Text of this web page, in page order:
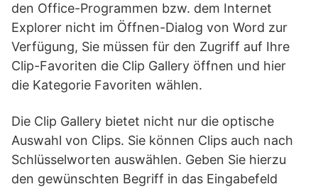
den Office-Programmen bzw. dem Internet
Explorer nicht im Öffnen-Dialog von Word zur
Verfügung, Sie müssen für den Zugriff auf Ihre
Clip-Favoriten die Clip Gallery öffnen und hier
die Kategorie Favoriten wählen.
Die Clip Gallery bietet nicht nur die optische
Auswahl von Clips. Sie können Clips auch nach
Schlüsselworten auswählen. Geben Sie hierzu
den gewünschten Begriff in das Eingabefeld